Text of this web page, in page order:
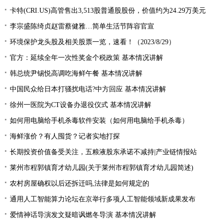
卡特(CRI.US)高管售出3,513股普通股股份，价值约为24.29万美元
李宗盛陈绮贞赵雷蔡健雅…简单生活节阵容官宣
环境保护龙头股及相关股票一览，速看！（2023/8/29）
官方：延续全年一次性奖金个税政策 基本情况讲解
韩总统尹锡悦高调吃海鲜午餐 基本情况讲解
中国民众给日本打骚扰电话?中方回应 基本情况讲解
徐州一医院为CT设备办退役仪式 基本情况讲解
如何用电脑给手机杀毒软件安装（如何用电脑给手机杀毒）
海鲜涨价？有人囤货？记者实地打探
长期投资价值备受关注，五粮液股东承诺不减持|产业链情报站
莱州市程郭镇育才幼儿园(关于莱州市程郭镇育才幼儿园简述)
农村房屋确权以后还拆迁吗,法律是如何规定的
通用人工智能算力论坛在京举行多项人工智能领域新成果发布
爱情神话导演发文疑暗讽燃冬导演 基本情况讲解